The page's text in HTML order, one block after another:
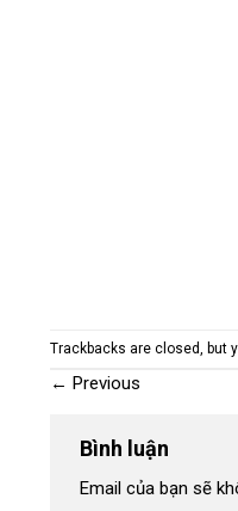
Trackbacks are closed, but
← Previous
Bình luận
Email của bạn sẽ